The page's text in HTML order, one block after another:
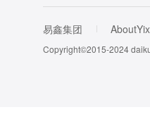
易鑫集团
Copyright©2015-2024